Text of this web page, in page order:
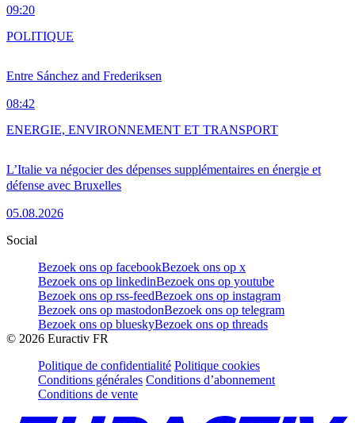
09:20
Entre Sánchez and Frederiksen
08:42
POLITIQUE
L’Italie va négocier des dépenses supplémentaires en énergie et
défense avec Bruxelles
05.08.2026
ENERGIE, ENVIRONNEMENT ET TRANSPORT
Social
Bezoek ons op facebookBezoek ons op x
Bezoek ons op linkedinBezoek ons op youtube
Bezoek ons op rss-feedBezoek ons op instagram
Bezoek ons op mastodonBezoek ons op telegram
Bezoek ons op blueskyBezoek ons op threads
© 2026 Euractiv FR
Politique de confidentialité Politique cookies
Conditions générales Conditions d’abonnement
Conditions de vente